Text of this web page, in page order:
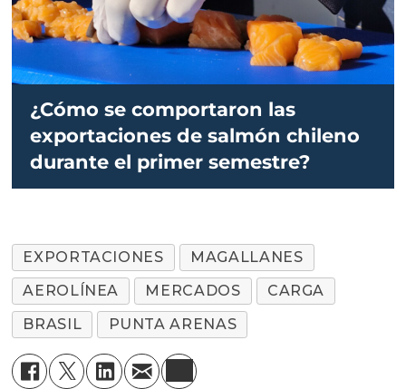
¿Cómo se comportaron las
exportaciones de salmón chileno
durante el primer semestre?
EXPORTACIONES
MAGALLANES
AEROLÍNEA
MERCADOS
CARGA
BRASIL
PUNTA ARENAS